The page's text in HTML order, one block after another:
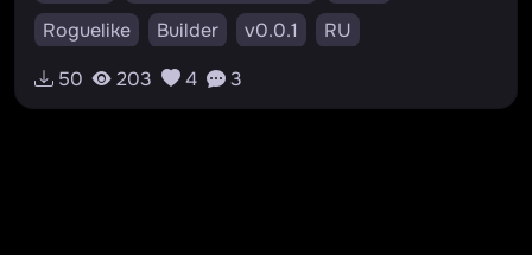
Roguelike
Builder v0.0.1
RU
50
203 4 3